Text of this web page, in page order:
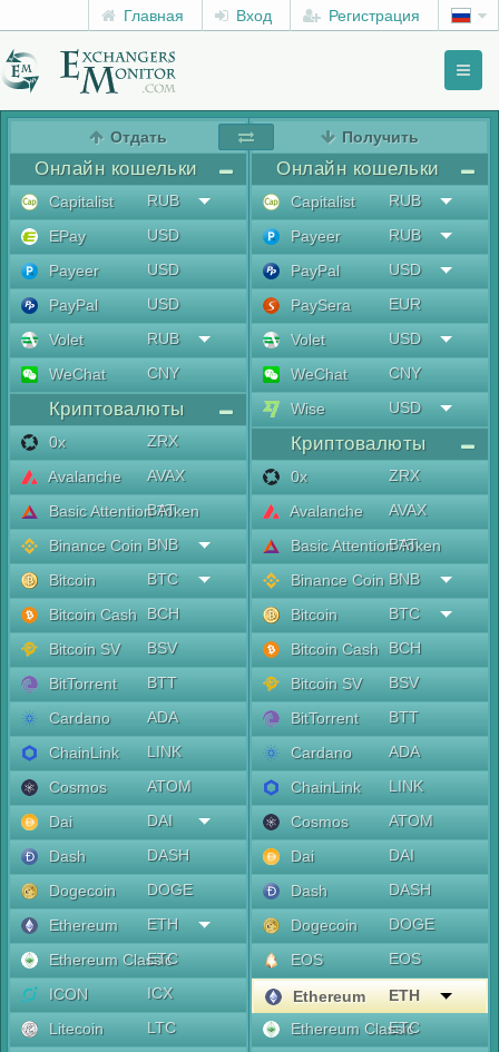
Главная Вход Регистрация
Отдать
Онлайн кошельки
Capitalist
RUB
EPay
USD
Payeer
USD
PayPal
USD
Volet
RUB
WeChat
CNY
Криптовалюты
0x
ZRX
Avalanche
AVAX
Basic Attention Token
BAT
Binance Coin BNB
Bitcoin
BTC
Bitcoin Cash
BCH
Bitcoin SV
BSV
BitTorrent
BTT
Cardano
ADA
ChainLink
LINK
Cosmos
ATOM
Dai
DAI
Dash
DASH
Dogecoin
DOGE
Ethereum
ETH
Ethereum Classic
ETC
ICON
ICX
Litecoin
LTC
Получить
Онлайн кошельки
Capitalist
RUB
Payeer
RUB
PayPal
USD
PaySera
EUR
Volet
USD
WeChat
CNY
Wise
USD
Криптовалюты
0x
ZRX
Avalanche
AVAX
Basic Attention Token
BAT
Binance Coin BNB
Bitcoin
BTC
Bitcoin Cash
BCH
Bitcoin SV
BSV
BitTorrent
BTT
Cardano
ADA
ChainLink
LINK
Cosmos
ATOM
Dai
DAI
Dash
DASH
Dogecoin
DOGE
EOS
EOS
Ethereum
ETH
Ethereum Classic
ETC